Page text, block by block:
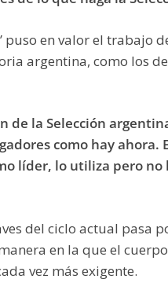
puso en valor el trabajo
argentina, como los de
de la Selección
como hay ahora.
líder, lo utiliza pero no
del ciclo actual pasa
en la que el
vez más exigente.